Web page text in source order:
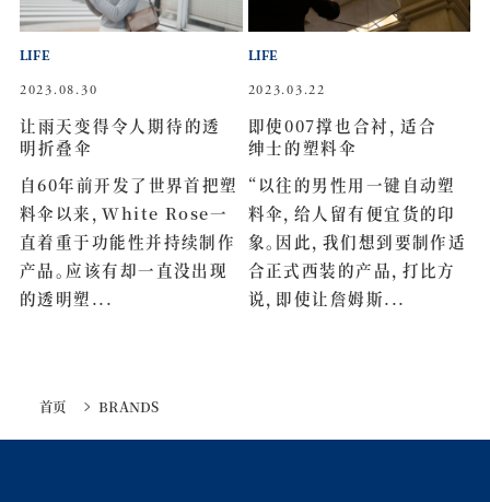
2023.08.30
让雨天变得令人期待的透
明折叠伞
自60年前开发了世界首把塑
料伞以来，White Rose一
直着重于功能性并持续制作
产品。应该有却一直没出现
的透明塑...
LIFE
2023.03.22
即使007撑也合衬，适合
绅士的塑料伞
“以往的男性用一键自动塑
料伞，给人留有便宜货的印
象。因此，我们想到要制作适
合正式西装的产品，打比方
说，即使让詹姆斯...
LIFE
首页 BRANDS